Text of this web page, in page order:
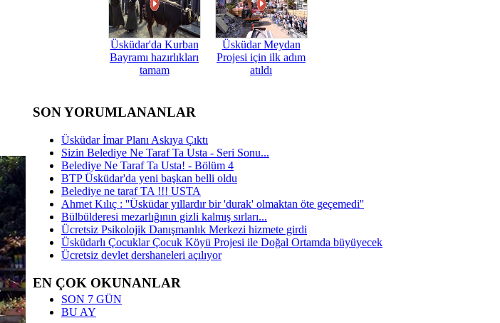
Üsküdar'da Kurban
Bayramı hazırlıkları
tamam
Üsküdar Meydan
Projesi için ilk adım
atıldı
SON YORUMLANANLAR
Üsküdar İmar Planı Askıya Çıktı
Sizin Belediye Ne Taraf Ta Usta - Seri Sonu...
Belediye Ne Taraf Ta Usta! - Bölüm 4
BTP Üsküdar'da yeni başkan belli oldu
Belediye ne taraf TA !!! USTA
Ahmet Kılıç : ''Üsküdar yıllardır bir 'durak' olmaktan öte geçemedi''
Bülbülderesi mezarlığının gizli kalmış sırları...
Ücretsiz Psikolojik Danışmanlık Merkezi hizmete girdi
Üsküdarlı Çocuklar Çocuk Köyü Projesi ile Doğal Ortamda büyüyecek
Ücretsiz devlet dershaneleri açılıyor
EN ÇOK OKUNANLAR
SON 7 GÜN
BU AY